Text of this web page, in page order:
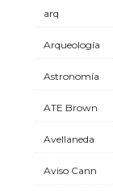
arq
Arqueología
Astronomía
ATE Brown
Avellaneda
Aviso Cann